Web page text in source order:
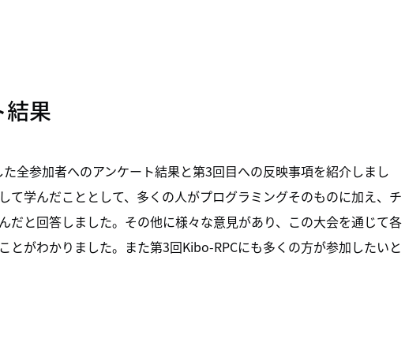
結果
全参加者へのアンケート結果と第3回目への反映事項を紹介しまし
て学んだこととして、多くの人がプログラミングそのものに加え、チ
だと回答しました。その他に様々な意見があり、この大会を通じて各
とがわかりました。また第3回Kibo-RPCにも多くの方が参加したいと